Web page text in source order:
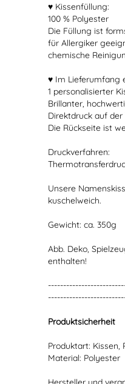
♥ Kissenfüllung:
100 % Polyester
Die Füllung ist
für Allergiker
chemische
♥ Im Lieferumfang
1 personalisierter
Brillanter,
Direktdruck auf der
Die Rückseite ist
Druckverfahren:
Unsere
kuschelweich.
Gewicht: ca. 350g
Abb. Deko,
enthalten!
Produktsicherheit
Produktart: Kissen,
Material: Polyester